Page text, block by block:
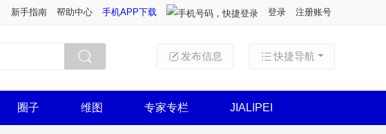
新手指南 帮助中心 手机APP下载 登录 注册账号
快捷导航
发布信息
圈子 维图 专家专栏 JIALIPEI